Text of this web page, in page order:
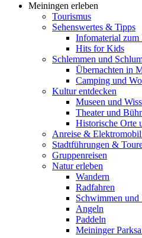
Meiningen erleben
Tourismus
Sehenswertes & Tipps
Infomaterial
Hits for Kids
Schlemmen und
Übernachten in
Camping und
Kultur entdecken
Museen und
Theater und
Historische Orte
Anreise &
Stadtführungen &
Gruppenreisen
Natur erleben
Wandern
Radfahren
Schwimmen und
Angeln
Paddeln
Meininger